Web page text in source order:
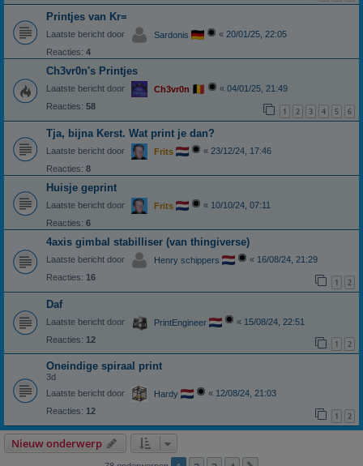
Printjes van Kr=
Laatste bericht door Sardonis « 20/01/25, 22:05
Reacties: 4
Ch3vr0n's Printjes
Laatste bericht door Ch3vr0n « 04/01/25, 21:49
Reacties: 58 1 2 3 4 5 6
Tja, bijna Kerst. Wat print je dan?
Laatste bericht door Frits « 23/12/24, 17:46
Reacties: 8
Huisje geprint
Laatste bericht door Frits « 10/10/24, 07:11
Reacties: 6
4axis gimbal stabilliser (van thingiverse)
Laatste bericht door Henry schippers « 16/08/24, 21:29
Reacties: 16 1 2
Daf
Laatste bericht door PrintEngineer « 15/08/24, 22:51
Reacties: 12 1 2
Oneindige spiraal print
3d
Laatste bericht door
Hardy « 12/08/24, 21:03
Reacties: 12 1 2
Nieuw onderwerp